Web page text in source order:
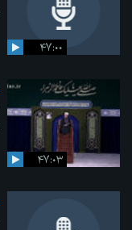
۴۷:۰۰
۴۷:۰۳